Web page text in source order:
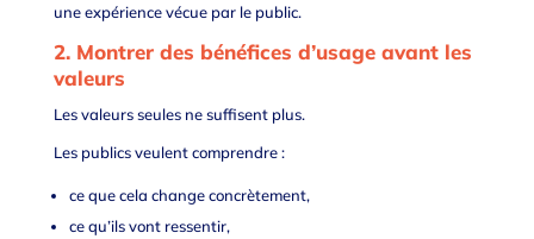
une expérience vécue par le public.
2. Montrer des bénéfices d’usage avant les
valeurs
Les valeurs seules ne suffisent plus.
Les publics veulent comprendre :
ce que cela change concrètement,
ce qu’ils vont ressentir,